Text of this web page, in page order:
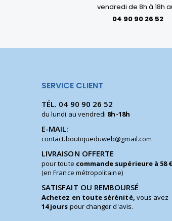
vendredi de 8h à 18h
04 90 90 26 52
SERVICE CLIENT
TÉL. 04 90 90 26 52
du lundi au vendredi 8h-18h
E-MAIL:
contact.boutiqueduweb@gmail.com
LIVRAISON OFFERTE
pour toute commande supérieure à 58 €
(en France métropolitaine)
SATISFAIT OU REMBOURSÉ
Achetez en toute sérénité, vous avez
14 jours pour changer d'avis.